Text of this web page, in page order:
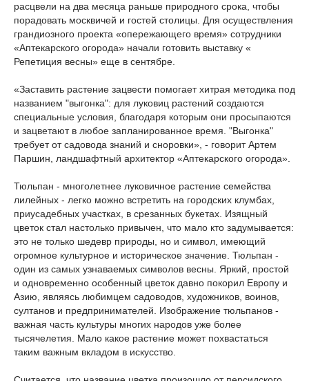
расцвели на два месяца раньше природного срока, чтобы
порадовать москвичей и гостей столицы. Для осуществления
грандиозного проекта «опережающего время» сотрудники
«Аптекарского огорода» начали готовить выставку «
Репетиция весны» еще в сентябре.
«Заставить растение зацвести помогает хитрая методика под
названием "выгонка": для луковиц растений создаются
специальные условия, благодаря которым они просыпаются
и зацветают в любое запланированное время. "Выгонка"
требует от садовода знаний и сноровки», - говорит Артем
Паршин, ландшафтный архитектор «Аптекарского огорода».
Тюльпан - многолетнее луковичное растение семейства
лилейных - легко можно встретить на городских клумбах,
приусадебных участках, в срезанных букетах. Изящный
цветок стал настолько привычен, что мало кто задумывается:
это не только шедевр природы, но и символ, имеющий
огромное культурное и историческое значение. Тюльпан -
один из самых узнаваемых символов весны. Яркий, простой
и одновременно особенный цветок давно покорил Европу и
Азию, являясь любимцем садоводов, художников, воинов,
султанов и предпринимателей. Изображение тюльпанов -
важная часть культуры многих народов уже более
тысячелетия. Мало какое растение может похвастаться
таким важным вкладом в искусство.